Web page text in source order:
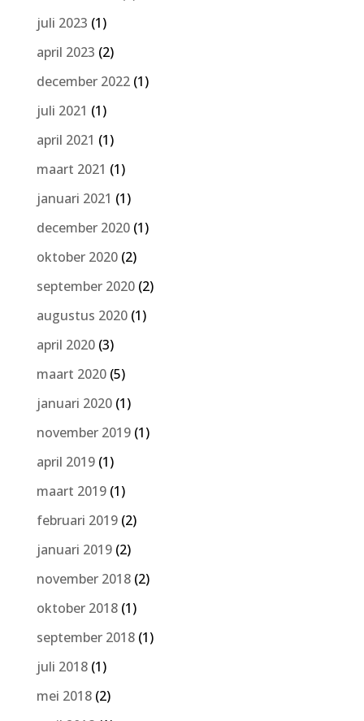
juli 2023 (1)
april 2023 (2)
december 2022(1)
juli 2021 (1)
april 2021 (1)
maart 2021 (1)
januari 2021 (1)
december 2020(1)
oktober 2020(2)
september 2020(2)
augustus 2020(1)
april 2020(3)
maart 2020(5)
januari 2020(1)
november 2019(1)
april 2019(1)
maart 2019(1)
februari 2019(2)
januari 2019(2)
november 2018(2)
oktober 2018(1)
september 2018(1)
juli 2018(1)
mei 2018(2)